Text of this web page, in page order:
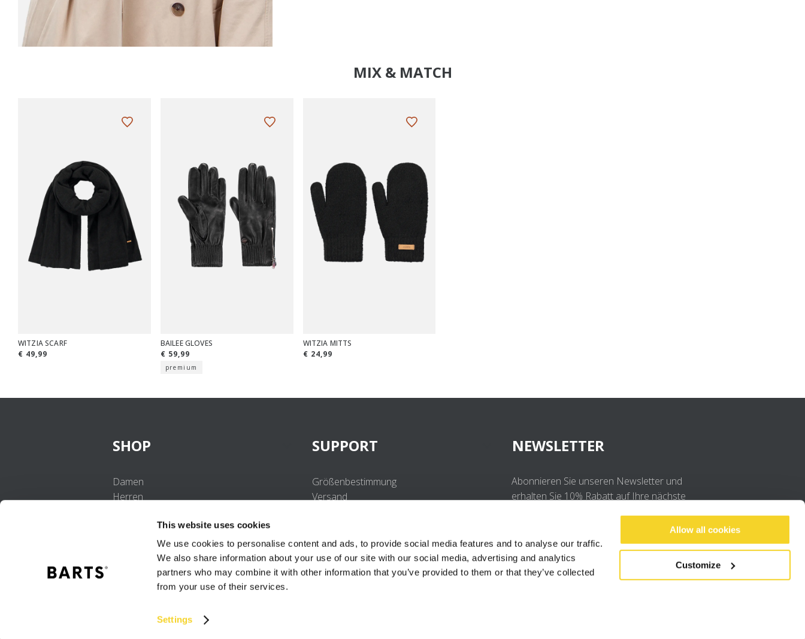
This website uses cookies
We use cookies to personalise content and ads, to provide social media features and to analyse our traffic.
We also share information about your use of our site with our social media, advertising and analytics
partners who may combine it with other information that you’ve provided to them or that they’ve collected
from your use of their services.
Settings
Allow all cookies
Customize
MIX & MATCH
WITZIA SCARF
€ 49,99
BAILEE GLOVES
€ 59,99
premium
WITZIA MITTS
€ 24,99
SHOP
Damen
Herren
SUPPORT
Größenbestimmung
Versand
Kontakt
UV-Schutzstandard
B2B Portal Login
NEWSLETTER
Abonnieren Sie unseren Newsletter und
erhalten Sie 10% Rabatt auf Ihre nächste
OK
Ich stimme derDatenschutzerklärung.